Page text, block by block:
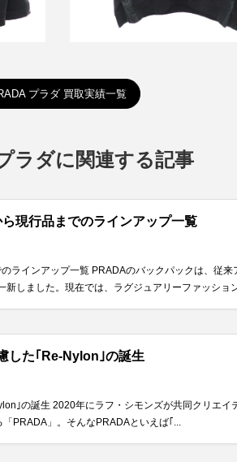
プラダ 買取実績一覧
ラダに関連する記事
現行品までのラインアップ一覧
ラインアップ一覧 PRADAのバックパックは、従
しました。現在では、ラグジュアリーファッション
した｢Re-Nylon｣の誕生
｣の誕生 2020年にラフ・シモンズが共同クリエイ
PRADA」。そんなPRADAといえば｢...